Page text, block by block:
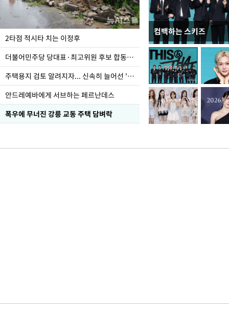
2타점 적시타 치는 이정후
더불어민주당 당대표·최고위원 후보 합동연설회
주택용지 검토 알려지자... 신속히 늘어선 '근조화환'
안드레예바에게 서브하는 페르난데스
폭우에 무너진 강릉 교동 주택 담벼락
컴백하는 스키즈
이번주 국회에는 무